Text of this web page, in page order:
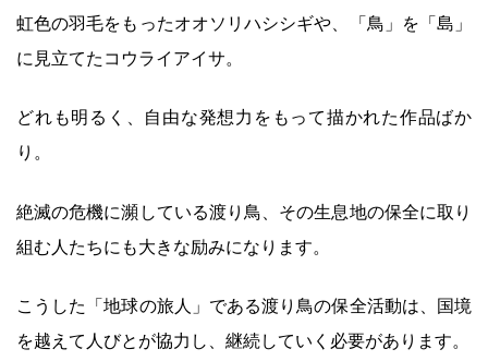
虹色の羽毛をもったオオソリハシシギや、「鳥」を「島」
に見立てたコウライアイサ。
どれも明るく、自由な発想力をもって描かれた作品ばか
り。
絶滅の危機に瀕している渡り鳥、その生息地の保全に取り
組む人たちにも大きな励みになります。
こうした「地球の旅人」である渡り鳥の保全活動は、国境
を越えて人びとが協力し、継続していく必要があります。